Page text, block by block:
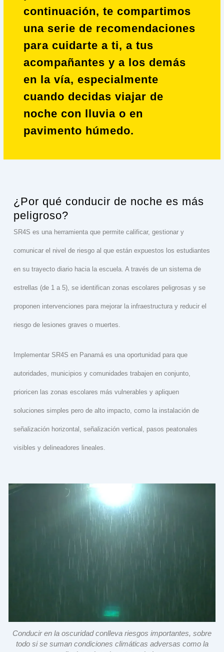
continuación, te compartimos
una serie de recomendaciones
para cuidarte a ti, a tus
acompañantes y a los demás
en la vía, especialmente
cuando decidas viajar de
noche con lluvia o en
pavimento húmedo.
¿Por qué conducir de noche es más
peligroso?
SR4S es una herramienta que permite calificar, gestionar y
comunicar el nivel de riesgo al que están expuestos los estudiantes
en su trayecto diario hacia la escuela. A través de un sistema de
estrellas (de 1 a 5), se identifican zonas escolares peligrosas y se
proponen intervenciones para mejorar la infraestructura y reducir el
riesgo de lesiones graves o muertes.
Implementar SR4S en Panamá es una oportunidad para que
autoridades, municipios y comunidades trabajen en conjunto,
prioricen las zonas escolares más vulnerables y apliquen
soluciones simples pero de alto impacto, como la instalación de
señalización horizontal, señalización vertical, pasos peatonales
visibles y delineadores lineales.
Conducir en la oscuridad conlleva riesgos importantes, sobre
todo si se suman condiciones climáticas adversas como la